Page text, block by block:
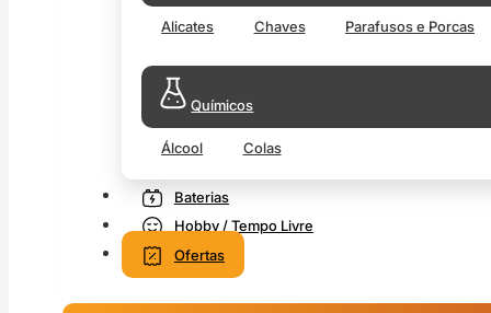
Alicates Chaves Parafusos e Porcas
Químicos
Álcool Colas
Baterias
Hobby / Tempo Livre
Ofertas